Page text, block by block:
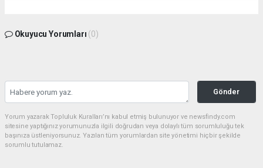
Okuyucu Yorumları (0)
Gönder
Yorum yazarak Topluluk Kuralları’nı kabul etmiş bulunuyor ve newsfindy.com
sitesine yaptığınız yorumunuzla ilgili doğrudan veya dolaylı tüm sorumluluğu tek
başınıza üstleniyorsunuz. Yazılan tüm yorumlardan site yönetimi hiçbir şekilde
sorumlu tutulamaz.